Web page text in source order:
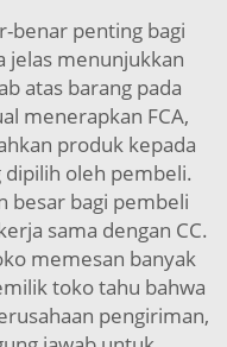
benar penting bagi
jelas menunjukkan
atas barang pada
menerapkan FCA,
produk kepada
dipilih oleh pembeli.
besar bagi pembeli
sama dengan CC.
memesan banyak
toko tahu bahwa
pengiriman,